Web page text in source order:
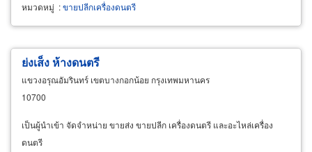
หมวดหมู่ :ขายปลีกเครื่องดนตรี
ย่งเส็ง ห้างดนตรี
แขวงอรุณอัมรินทร์ เขตบางกอกน้อย กรุงเทพมหานคร
10700
เป็นผู้นำเข้า จัดจำหน่าย ขายส่ง ขายปลีก เครื่องดนตรี และอะไหล่เครื่อง
ดนตรี